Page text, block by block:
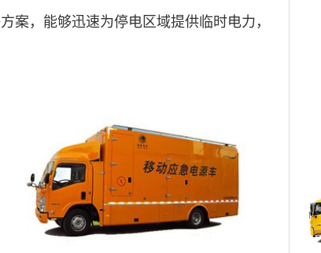
，能够迅速为停电区域提供临时电力，